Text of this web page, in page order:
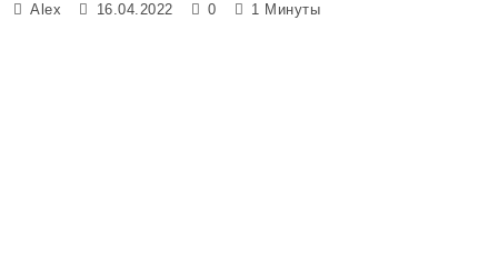
Alex 16.04.2022 0 1 Минуты